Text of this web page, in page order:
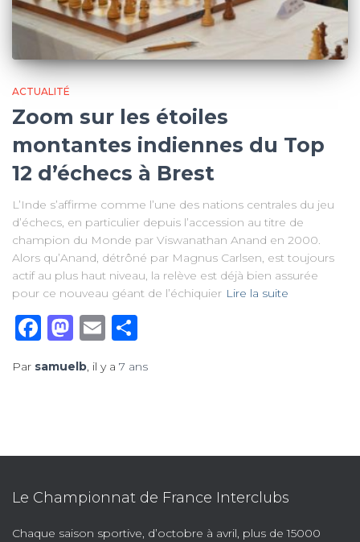
ACTUALITÉ
Zoom sur les étoiles
montantes indiennes du Top
12 d’échecs à Brest
L’Inde s’affirme comme l’une des nations centrales du jeu
d’échecs, en particulier depuis l’accession au titre de
champion du Monde par Viswanathan Anand en 2000.
Alors qu’Anand, détrôné par Magnus Carlsen, est toujours
actif au plus haut niveau, la relève est déjà bien assurée
pour ce nouveau géant de l’échiquier Lire la suite
Facebook
Mastodon
Email
Par samuelb, il y a 7 ans
Le Championnat de France Interclubs
Chaque saison sportive, d’octobre à avril, plus de 15000